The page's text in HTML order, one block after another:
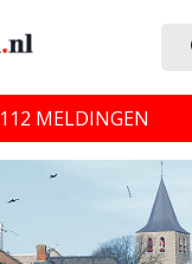
112 MELDINGEN